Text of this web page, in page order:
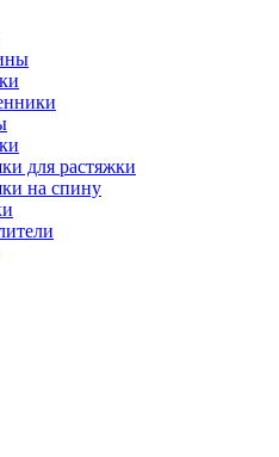
для растяжки
на спину